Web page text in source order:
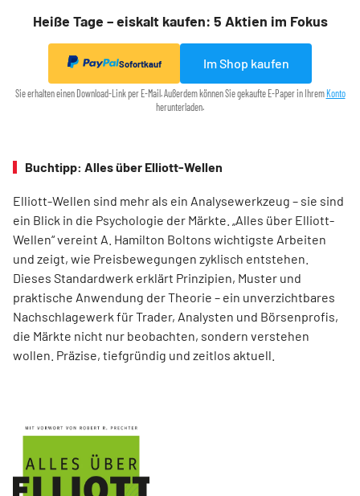
Heiße Tage – eiskalt kaufen: 5 Aktien im Fokus
Sofortkauf Im Shop kaufen
Sie erhalten einen Download-Link per E-Mail. Außerdem können Sie gekaufte E-Paper in Ihrem Konto
herunterladen.
Buchtipp: Alles über Elliott-Wellen
Elliott-Wellen sind mehr als ein Analysewerkzeug – sie sind
ein Blick in die Psychologie der Märkte. „Alles über Elliott-
Wellen“ vereint A. Hamilton Boltons wichtigste Arbeiten
und zeigt, wie Preisbewegungen zyklisch entstehen.
Dieses Standardwerk erklärt Prinzipien, Muster und
praktische Anwendung der Theorie – ein unverzichtbares
Nachschlagewerk für Trader, Analysten und Börsenprofis,
die Märkte nicht nur beobachten, sondern verstehen
wollen. Präzise, tiefgründig und zeitlos aktuell.